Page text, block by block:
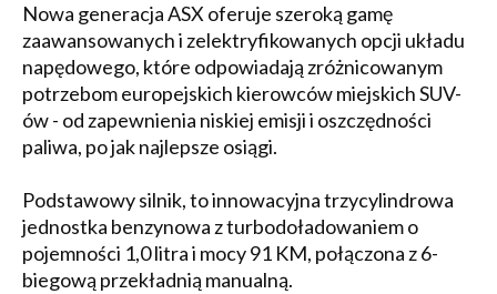
Nowa generacja ASX oferuje szeroką gamę
zaawansowanych i zelektryfikowanych opcji układu
napędowego, które odpowiadają zróżnicowanym
potrzebom europejskich kierowców miejskich SUV-
ów - od zapewnienia niskiej emisji i oszczędności
paliwa, po jak najlepsze osiągi.
Podstawowy silnik, to innowacyjna trzycylindrowa
jednostka benzynowa z turbodoładowaniem o
pojemności 1,0 litra i mocy 91 KM, połączona z 6-
biegową przekładnią manualną.